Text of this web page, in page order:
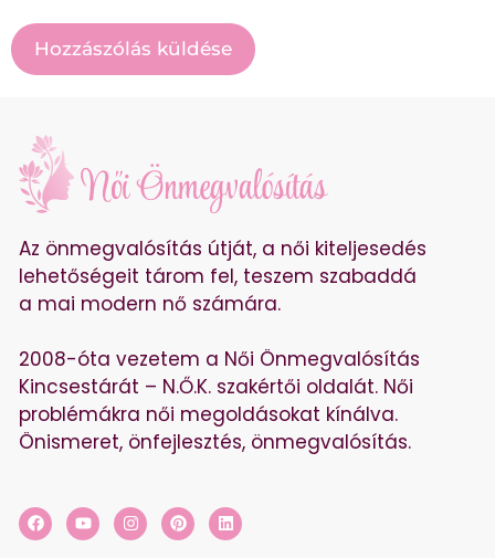
Az önmegvalósítás útját, a női kiteljesedés
lehetőségeit tárom fel, teszem szabaddá
a mai modern nő számára.
2008-óta vezetem a Női Önmegvalósítás
Kincsestárát – N.Ő.K. szakértői oldalát. Női
problémákra női megoldásokat kínálva.
Önismeret, önfejlesztés, önmegvalósítás.